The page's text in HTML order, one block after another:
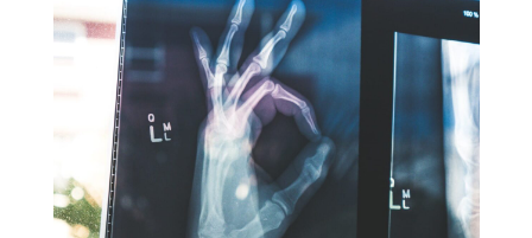
SUCHE
ABO/LOGIN
BODEN
CHARTBOOK